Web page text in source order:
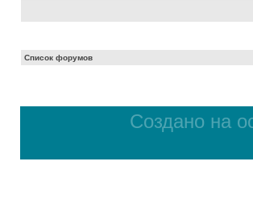
Список форумов
Создано на